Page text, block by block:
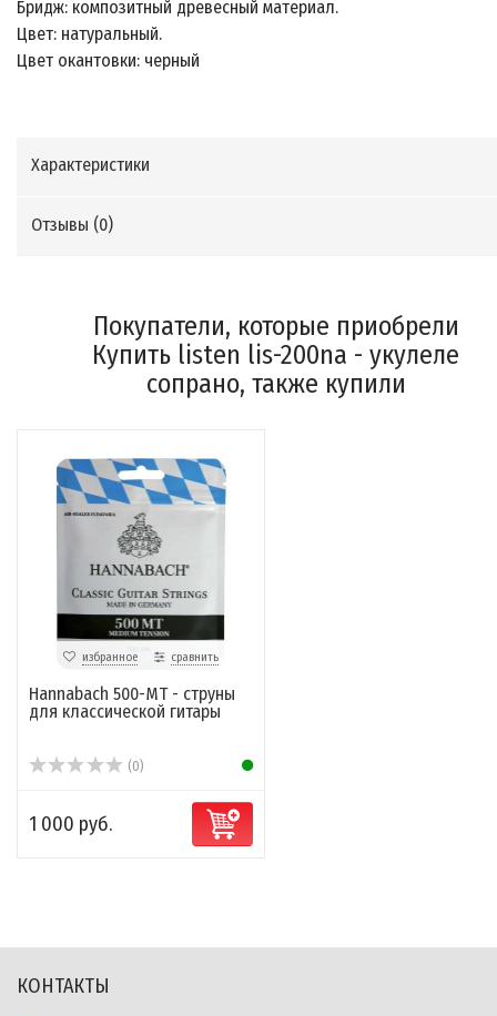
Бридж: композитный древесный материал.
Цвет: натуральный.
Цвет окантовки: черный
Характеристики
Отзывы (0)
Покупатели, которые приобрели
Купить listen lis-200na - укулеле
сопрано, также купили
избранное сравнить
Hannabach 500-MT - струны
для классической гитары
(0)
1 000 руб.
КОНТАКТЫ